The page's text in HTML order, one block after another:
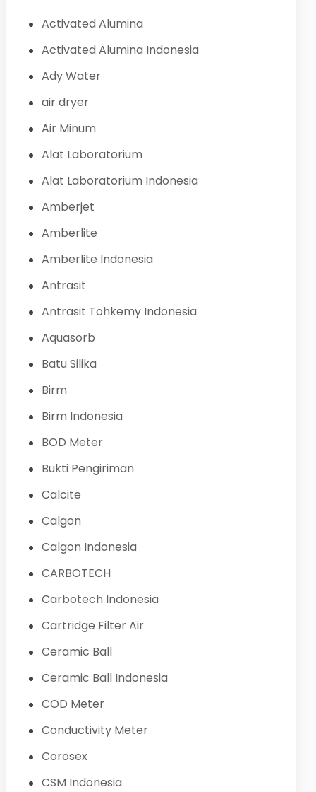
Activated Alumina
Activated Alumina Indonesia
Ady Water
air dryer
Air Minum
Alat Laboratorium
Alat Laboratorium Indonesia
Amberjet
Amberlite
Amberlite Indonesia
Antrasit
Antrasit Tohkemy Indonesia
Aquasorb
Batu Silika
Birm
Birm Indonesia
BOD Meter
Bukti Pengiriman
Calcite
Calgon
Calgon Indonesia
CARBOTECH
Carbotech Indonesia
Cartridge Filter Air
Ceramic Ball
Ceramic Ball Indonesia
COD Meter
Conductivity Meter
Corosex
CSM Indonesia